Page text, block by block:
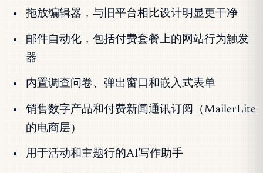
拖放编辑器，与旧平台相比设计明显更干净
邮件自动化，包括付费套餐上的网站行为触发
器
内置调查问卷、弹出窗口和嵌入式表单
销售数字产品和付费新闻通讯订阅（MailerLite
的电商层）
用于活动和主题行的AI写作助手